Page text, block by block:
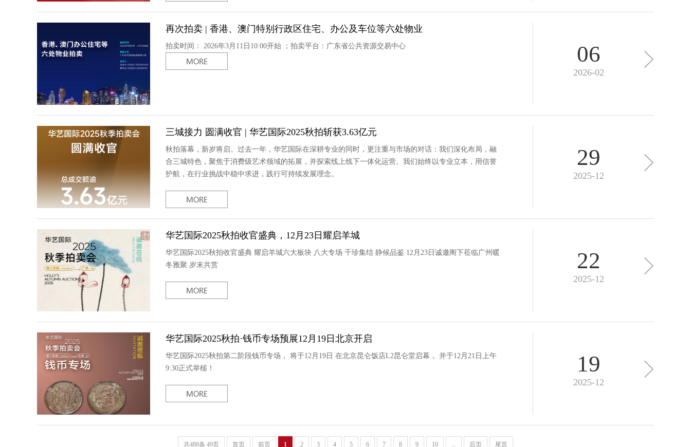
再次拍卖 | 香港、澳门特别行政区住宅、办公及车位等六处物业
拍卖时间： 2026年3月11日10:00开始 ；拍卖平台：广东省公共资源交易中心 06
2026-02
三城接力 圆满收官 | 华艺国际2025秋拍斩获3.63亿元
秋拍落幕，新岁将启。过去一年，华艺国际在深耕专业的同时，更注重与市场的对话：我们深化布局，融
合三城特色，聚焦于消费级艺术领域的拓展，并探索线上线下一体化运营。我们始终以专业立本，用信誉
护航，在行业挑战中稳中求进，践行可持续发展理念。
29
2025-12
华艺国际2025秋拍收官盛典，12月23日耀启羊城
华艺国际2025秋拍收官盛典 耀启羊城六大板块 八大专场 千珍集结 静候品鉴 12月23日诚邀阁下莅临广州暖
冬雅聚 岁末共赏
22
2025-12
华艺国际2025秋拍·钱币专场预展12月19日北京开启
华艺国际2025秋拍第二阶段钱币专场， 将于12月19日 在北京昆仑饭店L2昆仑堂启幕， 并于12月21日上午
9:30正式举槌！
19
2025-12
共488条 49页 首页 前页 1 2 3 4 5 6 7 8 9 10 ... 后页 尾页